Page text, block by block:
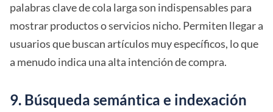
palabras clave de cola larga son indispensables para
mostrar productos o servicios nicho. Permiten llegar a
usuarios que buscan artículos muy específicos, lo que
a menudo indica una alta intención de compra.
9. Búsqueda semántica e indexación